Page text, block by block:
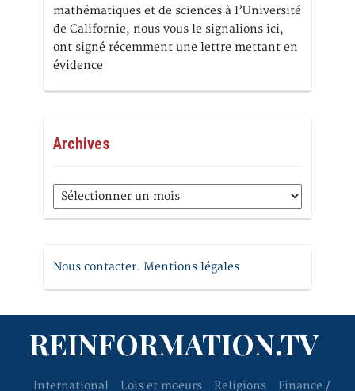
mathématiques et de sciences à l’Université
de Californie, nous vous le signalions ici,
ont signé récemment une lettre mettant en
évidence
Archives
Archives
Nous contacter. Mentions légales
REINFORMATION.TV
International Lois et moeurs Religions Finance /